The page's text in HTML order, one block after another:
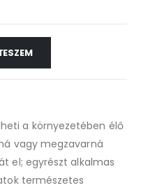
a környezetében élő
vagy megzavarná
el; egyrészt alkalmas
természetes